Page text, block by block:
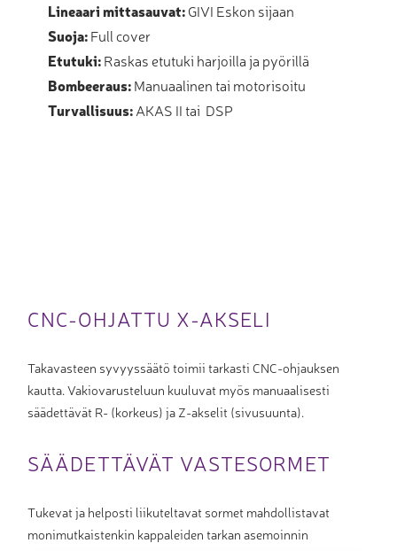
Lineaari mittasauvat:GIVI Eskon sijaan
Suoja:Full cover
Etutuki:Raskas etutuki harjoilla ja pyörillä
Bombeeraus:Manuaalinen tai motorisoitu
Turvallisuus:AKAS II tai DSP
CNC-OHJATTU X-AKSELI
Takavasteen syvyyssäätö toimii tarkasti CNC-ohjauksen
kautta. Vakiovarusteluun kuuluvat myös manuaalisesti
säädettävät R- (korkeus) ja Z-akselit (sivusuunta).
SÄÄDETTÄVÄT VASTESORMET
Tukevat ja helposti liikuteltavat sormet mahdollistavat
monimutkaistenkin kappaleiden tarkan asemoinnin